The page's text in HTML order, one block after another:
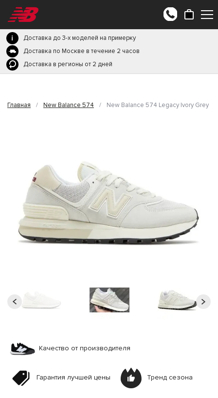
Доставка до 3-х моделей на примерку
Доставка по Москве в течение 2 часов
Доставка в регионы от 2 дней
Главная / New Balance 574 / New Balance 574 Legacy Ivory Grey
Качество от производителя
Гарантия лучшей цены Тренд сезона